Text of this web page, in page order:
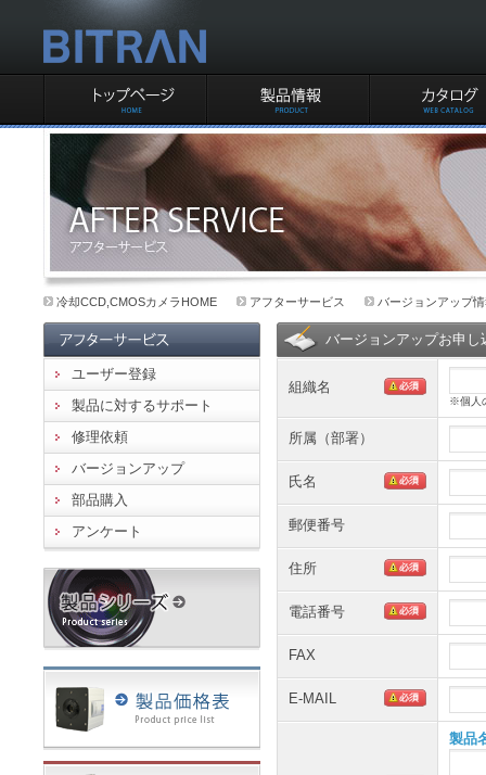
ビットラン株式会社
TOPページ 製品情報 カタログ
冷却CCDカメラ製品アフターサービス
冷却CCD,CMOSカメラHOME アフターサービス バージョンアップ
バージョンアップお申し
組織名
※個人
所属（部署）
氏名
郵便番号
住所
電話番号
FAX
E-MAIL
製品
ユーザー登録
製品に対するサポート
修理依頼
バージョンアップ
部品購入
アンケート